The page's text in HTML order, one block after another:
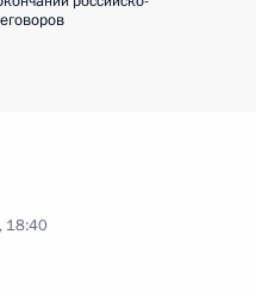
18:40